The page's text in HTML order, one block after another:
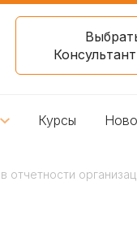
Курсы
отчетности